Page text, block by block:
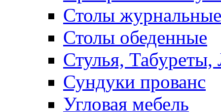
Столы журнальные
Столы обеденные
Стулья, Табуреты,
Сундуки прованс
Угловая мебель